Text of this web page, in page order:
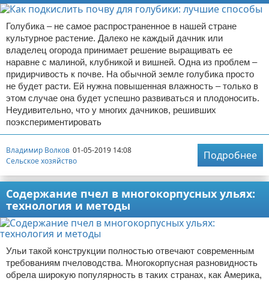
Голубика – не самое распространенное в нашей стране
культурное растение. Далеко не каждый дачник или
владелец огорода принимает решение выращивать ее
наравне с малиной, клубникой и вишней. Одна из проблем –
придирчивость к почве. На обычной земле голубика просто
не будет расти. Ей нужна повышенная влажность – только в
этом случае она будет успешно развиваться и плодоносить.
Неудивительно, что у многих дачников, решивших
поэкспериментировать
Владимир Волков 01-05-2019 14:08
Сельское хозяйство
Подробнее
Содержание пчел в многокорпусных ульях:
технология и методы
Ульи такой конструкции полностью отвечают современным
требованиям пчеловодства. Многокорпусная разновидность
обрела широкую популярность в таких странах, как Америка,